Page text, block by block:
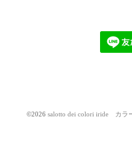
©2026 salotto dei colori iride カラ